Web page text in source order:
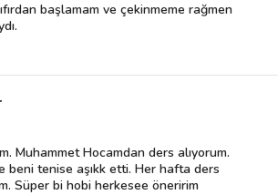
başlamam ve çekinmeme rağmen
Muhammet Hocamdan ders alıyorum.
beni tenise aşıkk etti. Her hafta ders
Süper bi hobi herkesee öneririm